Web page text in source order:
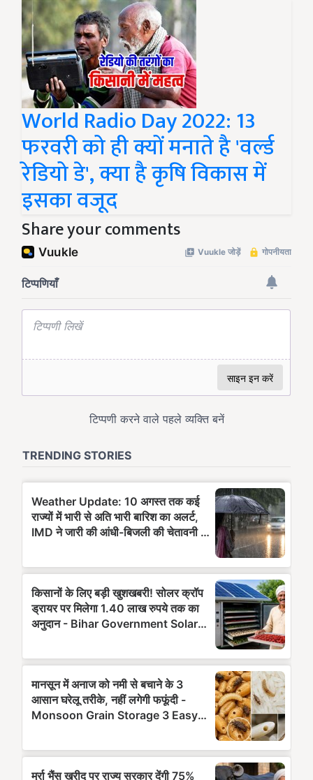
World Radio Day 2022: 13
फरवरी को ही क्यों मनाते है 'वर्ल्ड
रेडियो डे', क्या है कृषि विकास में
इसका वजूद
Share your comments